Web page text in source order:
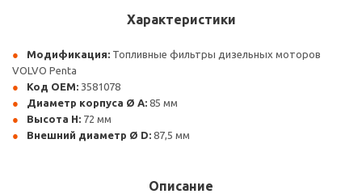
Характеристики
Модификация: Топливные фильтры дизельных моторов
VOLVO Penta
Код OEM: 3581078
Диаметр корпуса Ø A: 85 мм
Высота H: 72 мм
Внешний диаметр Ø D: 87,5 мм
Описание